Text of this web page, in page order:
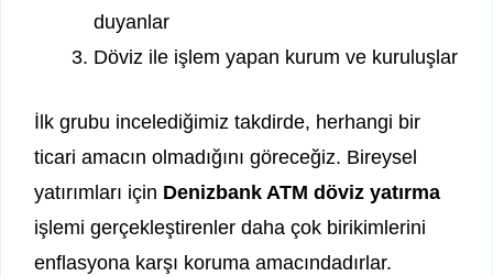
duyanlar
Döviz ile işlem yapan kurum ve kuruluşlar
İlk grubu incelediğimiz takdirde, herhangi bir
ticari amacın olmadığını göreceğiz. Bireysel
yatırımları için Denizbank ATM döviz yatırma
işlemi gerçekleştirenler daha çok birikimlerini
enflasyona karşı koruma amacındadırlar.